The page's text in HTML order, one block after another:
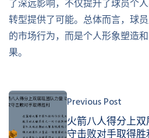
了深远影响，不仅提升了球员个
转型提供了可能。总体而言，球
的市场行为，而是个人形象塑造
果。
Previous Post
火箭八人得分上
守击败对手取得胜